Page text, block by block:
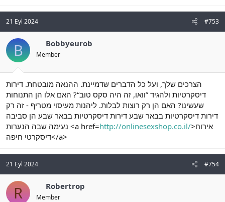
21 Eyl 2024 #753
B Bobbyeurob
Member
הצרכים שלך, ועל כל הדברים שדמיינת. ההנאה מובטחת. דירות
דיסקרטיות ולהגיד ”וואו, זה היה סקס טוב“? האם אלו הן התנוחות
שעשינו? האם הן רק רוצות לבלות. ליהנות מעיסוי מטריף - זה רק
דירות דיסקרטיות בבאר שבע דירות דיסקרטיות בבאר שבע הן סביבה
נעימה שבה הנערות <a href=http://onlinesexshop.co.il/>אירוח
דיסקרטי חיפה</a>
21 Eyl 2024 #754
R Robertrop
Member